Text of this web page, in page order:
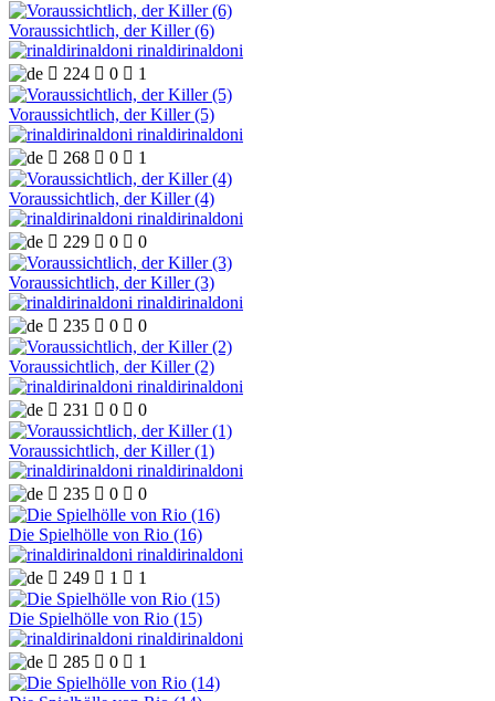
Voraussichtlich, der Killer (6)
rinaldirinaldoni
 224  0  1
Voraussichtlich, der Killer (5)
rinaldirinaldoni
 268  0  1
Voraussichtlich, der Killer (4)
rinaldirinaldoni
 229  0  0
Voraussichtlich, der Killer (3)
rinaldirinaldoni
 235  0  0
Voraussichtlich, der Killer (2)
rinaldirinaldoni
 231  0  0
Voraussichtlich, der Killer (1)
rinaldirinaldoni
 235  0  0
Die Spielhölle von Rio (16)
rinaldirinaldoni
 249  1  1
Die Spielhölle von Rio (15)
rinaldirinaldoni
 285  0  1